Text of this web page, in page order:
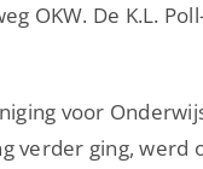
OKW. De K.L.
voor
verder ging, werd